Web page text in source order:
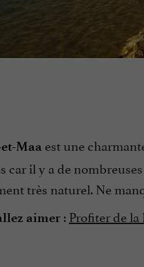
Maa est une
car il y a de
très naturel. Ne
aimer :Profiter de